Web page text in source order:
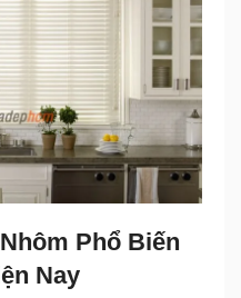
Phổ Biến
Nay